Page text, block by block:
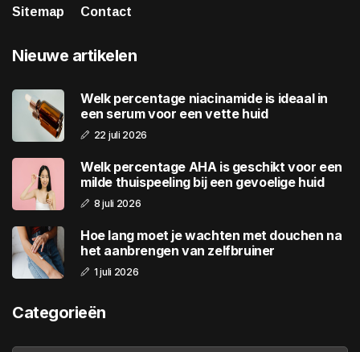
Sitemap
Contact
Nieuwe artikelen
Welk percentage niacinamide is ideaal in
een serum voor een vette huid
22 juli 2026
Welk percentage AHA is geschikt voor een
milde thuispeeling bij een gevoelige huid
8 juli 2026
Hoe lang moet je wachten met douchen na
het aanbrengen van zelfbruiner
1 juli 2026
Categorieën